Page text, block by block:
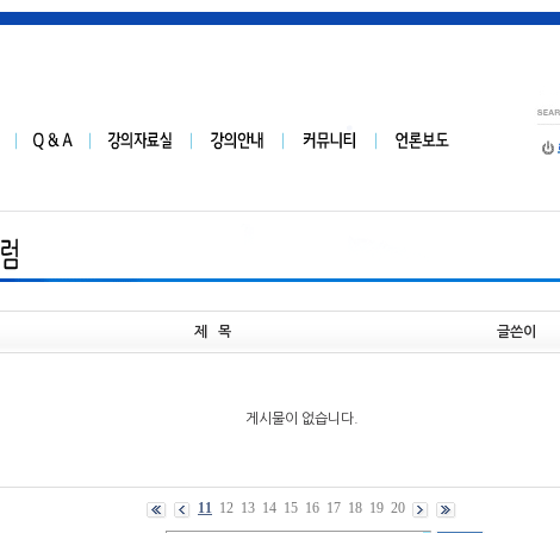
제 목 글쓴이
게시물이 없습니다.
11 12 13 14 15 16 17 18 19 20